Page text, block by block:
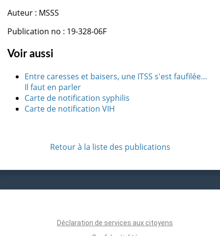
Auteur : MSSS
Publication no : 19-328-06F
Voir aussi
Entre caresses et baisers, une ITSS s'est faufilée…
Il faut en parler
Carte de notification syphilis
Carte de notification VIH
Retour à la liste des publications
Déclaration de services aux citoyens